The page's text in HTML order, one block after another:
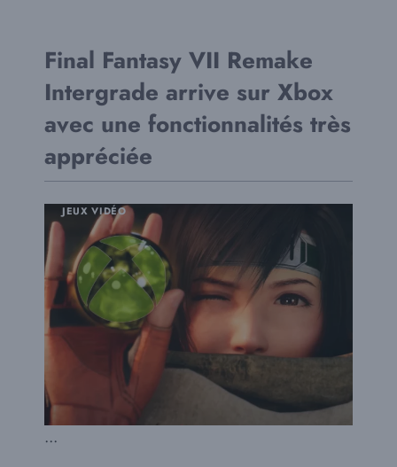
Final Fantasy VII Remake
Intergrade arrive sur Xbox
avec une fonctionnalités très
appréciée
JEUX VIDÉO
...